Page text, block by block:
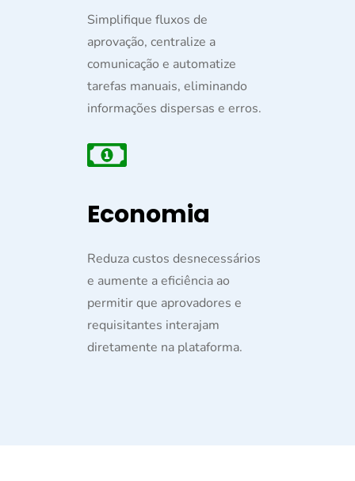
Simplifique fluxos de
aprovação, centralize a
comunicação e automatize
tarefas manuais, eliminando
informações dispersas e erros.
Economia
Reduza custos desnecessários
e aumente a eficiência ao
permitir que aprovadores e
requisitantes interajam
diretamente na plataforma.